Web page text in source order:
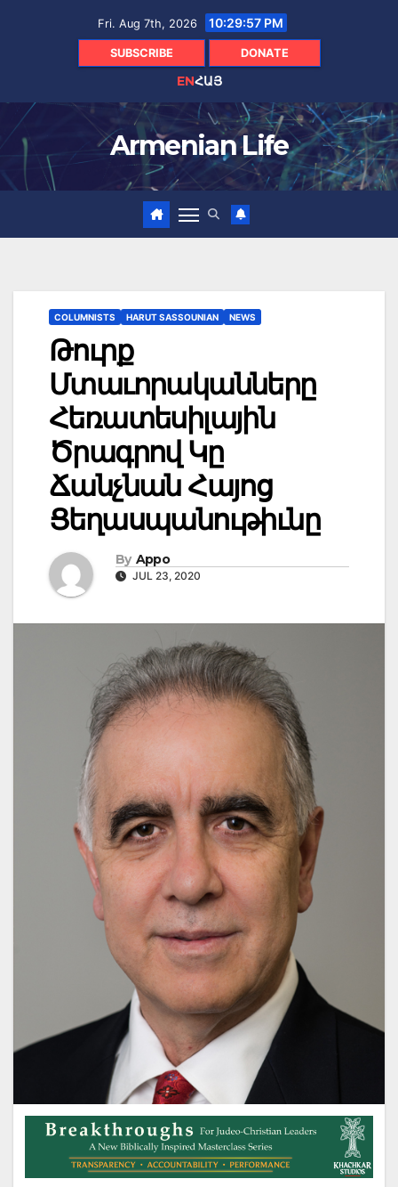
Fri. Aug 7th, 2026 10:29:58 PM
SUBSCRIBE DONATE
ENՀԱՅ
Armenian Life
COLUMNISTS HARUT SASSOUNIAN NEWS
Թուրք
Մտաւորականները
Հեռատեսիլային
Ծրագրով Կը
Ճանչնան Հայոց
Ցեղասպանութիւնը
By Appo
JUL 23, 2020